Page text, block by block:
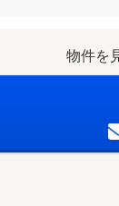
物件を